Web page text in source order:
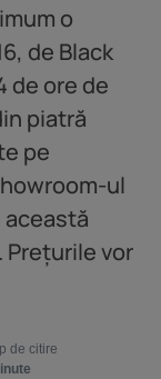
o
de Black
de ore de
piatră
pe
ul
această
Prețurile vor
de citire